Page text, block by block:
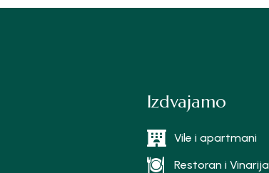
Izdvajamo
Vile i apartmani
Restoran i Vinarija